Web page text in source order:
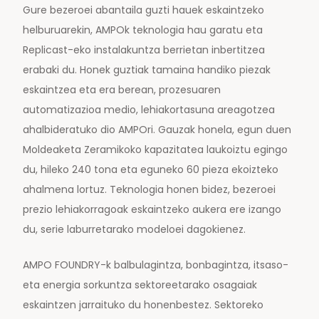
Gure bezeroei abantaila guzti hauek eskaintzeko
helburuarekin, AMPOk teknologia hau garatu eta
Replicast-eko instalakuntza berrietan inbertitzea
erabaki du. Honek guztiak tamaina handiko piezak
eskaintzea eta era berean, prozesuaren
automatizazioa medio, lehiakortasuna areagotzea
ahalbideratuko dio AMPOri. Gauzak honela, egun duen
Moldeaketa Zeramikoko kapazitatea laukoiztu egingo
du, hileko 240 tona eta eguneko 60 pieza ekoizteko
ahalmena lortuz. Teknologia honen bidez, bezeroei
prezio lehiakorragoak eskaintzeko aukera ere izango
du, serie laburretarako modeloei dagokienez.
AMPO FOUNDRY-k balbulagintza, bonbagintza, itsaso-
eta energia sorkuntza sektoreetarako osagaiak
eskaintzen jarraituko du honenbestez. Sektoreko